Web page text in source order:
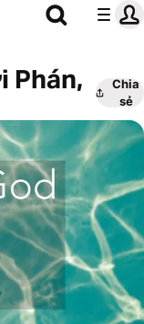
Phán,
Chia
sẻ